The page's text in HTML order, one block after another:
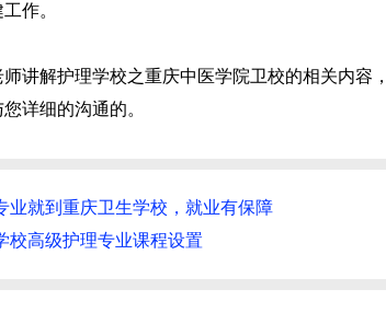
作。
解护理学校之重庆中医学院卫校的相关内容
详细的沟通的。
业就到重庆卫生学校，就业有保障
校高级护理专业课程设置